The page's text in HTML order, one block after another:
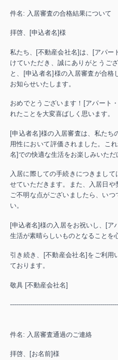
件名: 入居審査の合格結果について
拝啓、[申込者名]様
私たち、[不動産会社名]は、[アパー
けていただき、誠にありがとうご
と、[申込者名]様の入居審査が合格
お知らせいたします。
おめでとうございます！[アパート
れたことを大変喜ばしく思います。
[申込者名]様の入居審査は、私たち
用性において評価されました。こ
名]での快適な生活をお楽しみいただ
入居に際しての手続きにつきまし
せていただきます。また、入居日
ご不明な点がございましたら、い
い。
[申込者名]様の入居をお祝いし、[ア
生活が素晴らしいものとなることを
引き続き、[不動産会社名]をご利用
ております。
敬具 [不動産会社名]
件名: 入居審査通過のご連絡
拝啓、[お名前]様